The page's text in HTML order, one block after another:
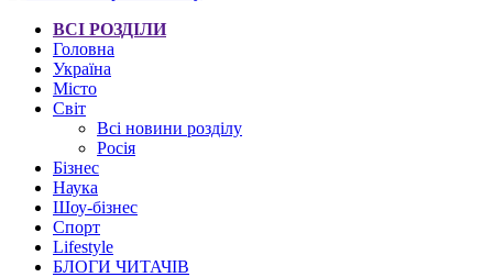
ВСІ РОЗДІЛИ
Головна
Україна
Місто
Світ
Всі новини розділу
Росія
Бізнес
Наука
Шоу-бізнес
Спорт
Lifestyle
БЛОГИ ЧИТАЧІВ